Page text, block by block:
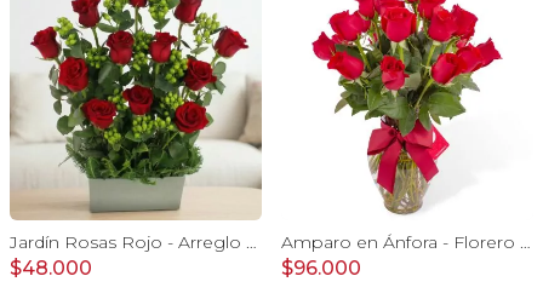
Jardín Rosas Rojo - Arreglo con 12 rosas rojo e hypericum
$48.000
Amparo en Ánfora - Florero 24 rosas ecuatorianas rojo
$96.000